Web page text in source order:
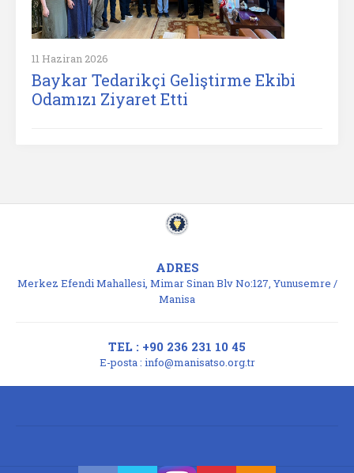
11 Haziran 2026
Baykar Tedarikçi Geliştirme Ekibi
Odamızı Ziyaret Etti
ADRES
Merkez Efendi Mahallesi, Mimar Sinan Blv No:127, Yunusemre /
Manisa
TEL : +90 236 231 10 45
E-posta : info@manisatso.org.tr